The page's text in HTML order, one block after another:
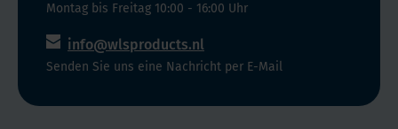
Montag bis Freitag 10:00 - 16:00 Uhr
info@wlsproducts.nl
Senden Sie uns eine Nachricht per E-Mail